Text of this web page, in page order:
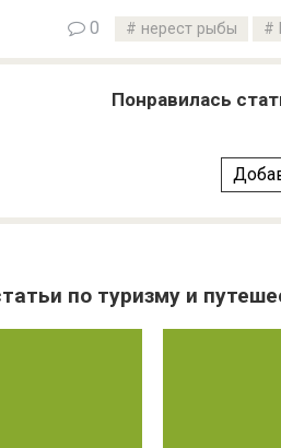
0 нерест рыбы
Понравилась
по туризму и